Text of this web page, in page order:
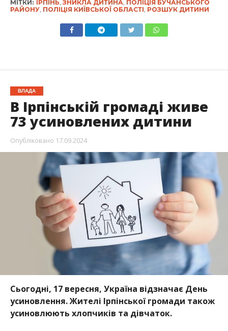
МІТКИ: ІРПІНЬ, ЗНИКЛА ДИТИНА, ПОЛІЦІЯ БУЧАНСЬКОГО
РАЙОНУ, ПОЛІЦІЯ КИЇВСЬКОЇ ОБЛАСТІ, РОЗШУК ДИТИНИ
ВЛАДА
В Ірпінській громаді живе
73 усиновлених дитини
Опубліковано 17.09.2024
Сьогодні, 17 вересня, Україна відзначає День
усиновлення. Жителі Ірпінської громади також
усиновлюють хлопчиків та дівчаток.